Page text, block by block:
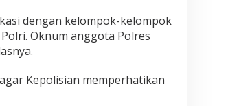
dengan kelompok-kelompok
Oknum anggota Polres
Kepolisian memperhatikan